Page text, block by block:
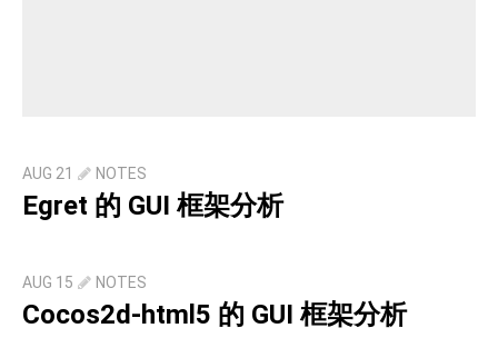
AUG 21 NOTES
Egret 的 GUI 框架分析
AUG 15 NOTES
Cocos2d-html5 的 GUI 框架分析